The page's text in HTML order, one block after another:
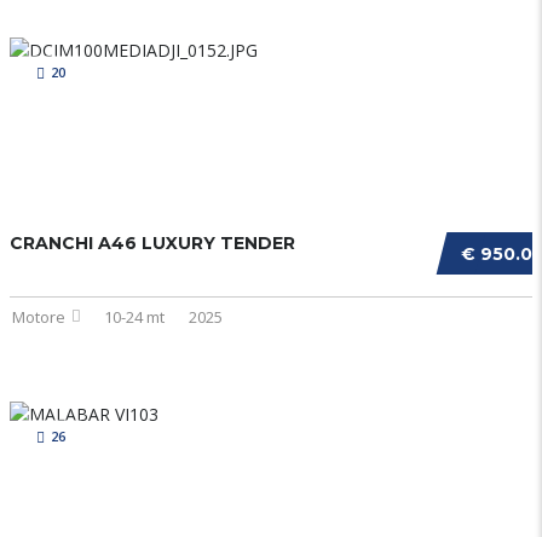
20
€
CRANCHI A46 LUXURY TENDER
Motore 10-24 mt 2025
26